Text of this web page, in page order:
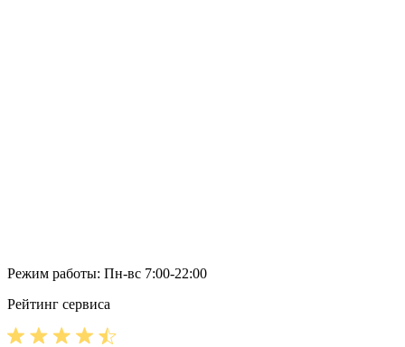
Режим работы: Пн-вс 7:00-22:00
Рейтинг сервиса